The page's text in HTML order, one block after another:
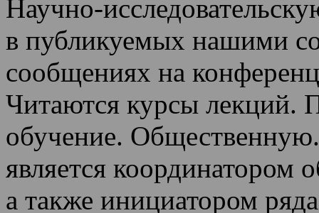
Научно-
в публикуемых нашими
сообщениях на
Читаются курсы лекций.
обучение.
является
а также инициатором